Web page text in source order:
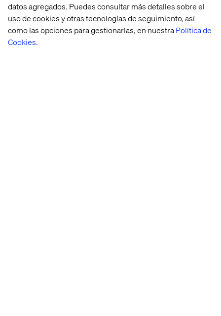
datos agregados. Puedes consultar más detalles sobre el
uso de cookies y otras tecnologías de seguimiento, así
como las opciones para gestionarlas, en nuestraPolítica de
Cookies.